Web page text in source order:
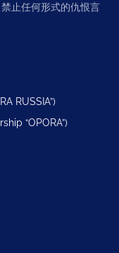
止任何形式的仇恨言
RUSSIA”)
“OPORA”)